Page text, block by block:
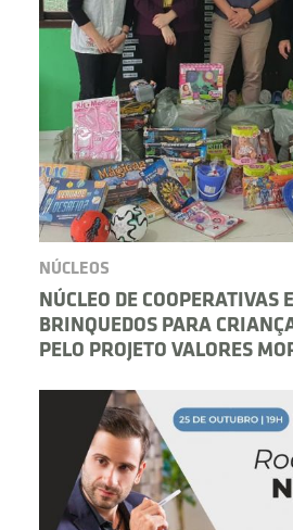
NÚCLEOS
NÚCLEO DE COOPERATIVAS
BRINQUEDOS PARA
PELO PROJETO VALORES